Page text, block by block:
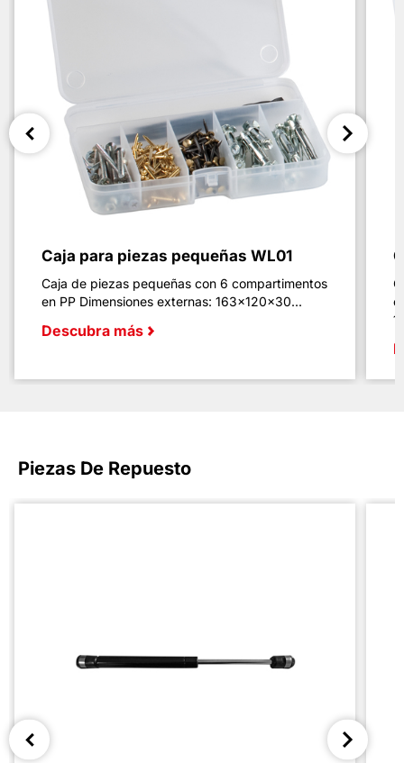
Caja para piezas pequeñas WL01
Caja de piezas pequeñas con 6 compartimentos
en PP Dimensiones externas: 163x120x30...
Descubra más
Piezas De Repuesto